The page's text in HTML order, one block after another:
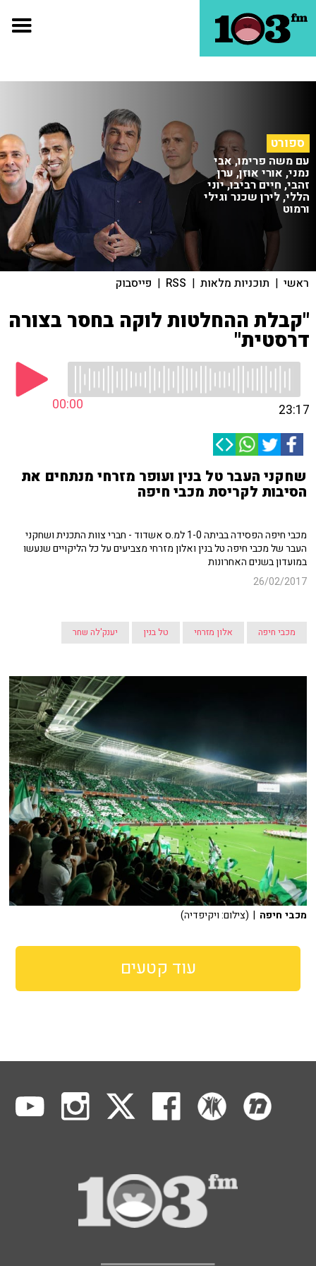
ספורט
עם משה פרימו, אבי
נמני, אורי אוזן, ערן
זהבי, חיים רביבו, יוני
הללי, לירן שכנר וגילי
ורמוט
ראשי | תוכניות מלאות |
RSS
| פייסבוק
"קבלת ההחלטות לוקה בחסר בצורה
דרסטית"
00:00 23:17
שחקני העבר טל בנין ועופר מזרחי מנתחים את
הסיבות לקריסת מכבי חיפה
מכבי חיפה הפסידה בביתה 1-0 למ.ס אשדוד - חברי צוות התכנית ושחקני
העבר של מכבי חיפה טל בנין ואלון מזרחי מצביעים על כל הליקויים שנעשו
במועדון בשנים האחרונות
26/02/2017
מכבי חיפה אלון מזרחי טל בנין יענק'לה שחר
מכבי חיפה | (צילום: ויקיפדיה)
עוד קטעים